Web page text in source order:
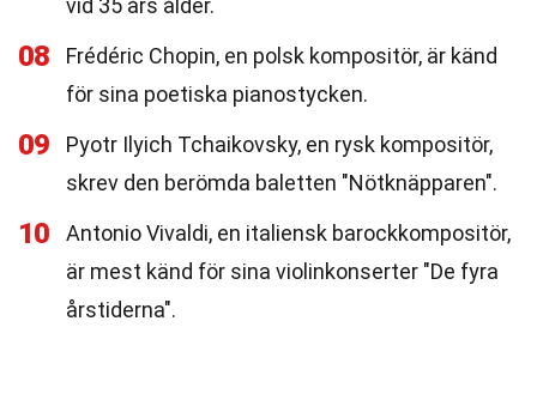
vid 35 års ålder.
08
Frédéric Chopin, en polsk kompositör, är känd
för sina poetiska pianostycken.
09
Pyotr Ilyich Tchaikovsky, en rysk kompositör,
skrev den berömda baletten "Nötknäpparen".
10
Antonio Vivaldi, en italiensk barockkompositör,
är mest känd för sina violinkonserter "De fyra
årstiderna".